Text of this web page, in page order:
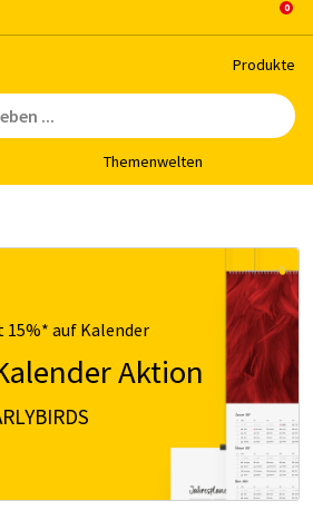
Pro­duk­te
The­men­wel­ten
15%* auf Kalender
Aktion